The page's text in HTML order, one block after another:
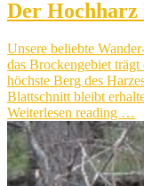
Der
Unsere beliebte
das Brockengebiet
höchste Berg des
Blattschnitt bleibt
Weiterlesen reading …